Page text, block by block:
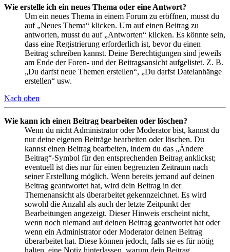
Wie erstelle ich ein neues Thema oder eine Antwort?
Um ein neues Thema in einem Forum zu eröffnen, musst du
auf „Neues Thema“ klicken. Um auf einen Beitrag zu
antworten, musst du auf „Antworten“ klicken. Es könnte sein,
dass eine Registrierung erforderlich ist, bevor du einen
Beitrag schreiben kannst. Deine Berechtigungen sind jeweils
am Ende der Foren- und der Beitragsansicht aufgelistet. Z. B.
„Du darfst neue Themen erstellen“, „Du darfst Dateianhänge
erstellen“ usw.
Nach oben
Wie kann ich einen Beitrag bearbeiten oder löschen?
Wenn du nicht Administrator oder Moderator bist, kannst du
nur deine eigenen Beiträge bearbeiten oder löschen. Du
kannst einen Beitrag bearbeiten, indem du das „Ändere
Beitrag“-Symbol für den entsprechenden Beitrag anklickst;
eventuell ist dies nur für einen begrenzten Zeitraum nach
seiner Erstellung möglich. Wenn bereits jemand auf deinen
Beitrag geantwortet hat, wird dein Beitrag in der
Themenansicht als überarbeitet gekennzeichnet. Es wird
sowohl die Anzahl als auch der letzte Zeitpunkt der
Bearbeitungen angezeigt. Dieser Hinweis erscheint nicht,
wenn noch niemand auf deinen Beitrag geantwortet hat oder
wenn ein Administrator oder Moderator deinen Beitrag
überarbeitet hat. Diese können jedoch, falls sie es für nötig
halten, eine Notiz hinterlassen, warum dein Beitrag